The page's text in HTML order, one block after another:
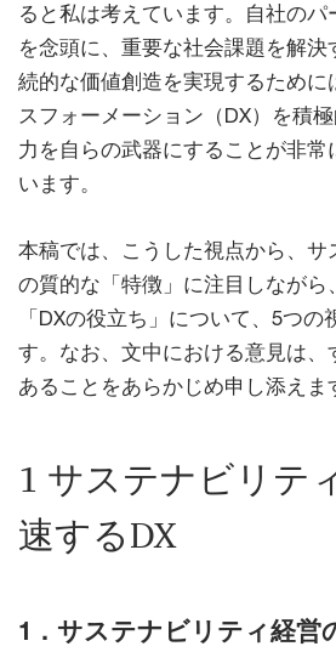
ると私は考えています。自社のパ
を念頭に、重要な社会課題を解
続的な価値創造を実現するために
スフォーメーション（DX）を積
力を自らの武器にすることが非常
います。
本稿では、こうした視点から、サ
の質的な「特徴」に注目しながら
「DXの役立ち」について、5つの
す。なお、文中における意見は、
あることをあらかじめ申し添えま
1 サステナビリテ
速するDX
1．サステナビリティ経営